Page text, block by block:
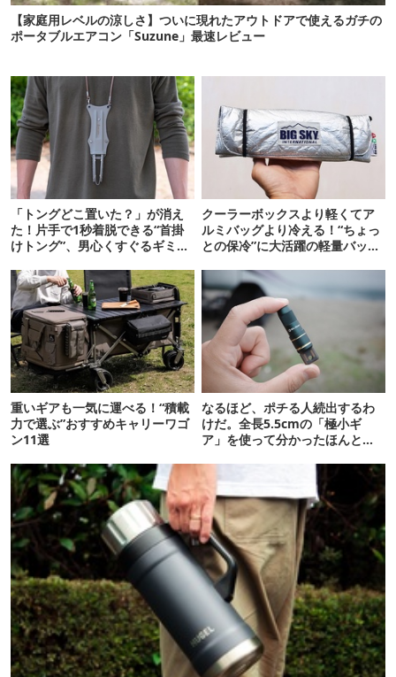
【家庭用レベルの涼しさ】ついに現れたアウトドアで使えるガチの
ポータブルエアコン「Suzune」最速レビュー
「トングどこ置いた？」が消え
た！片手で1秒着脱できる“首掛
けトング”、男心くすぐるギミッ
クーラーボックスより軽くてア
ルミバッグより冷える！“ちょっ
との保冷”に大活躍の軽量バッグ
重いギアも一気に運べる！“積載
力で選ぶ”おすすめキャリーワゴ
ン11選
なるほど、ポチる人続出するわ
けだ。全長5.5cmの「極小ギ
ア」を使って分かったほんとの